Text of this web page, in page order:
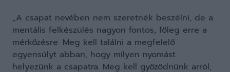
„A csapat nevében nem szeretnék beszélni, de a
mentális felkészülés nagyon fontos, főleg erre a
mérkőzésre. Meg kell találni a megfelelő
egyensúlyt abban, hogy milyen nyomást
helyezünk a csapatra. Meg kell győződnünk arról,